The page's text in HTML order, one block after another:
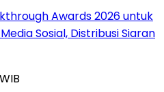
Awards 2026 untuk
Sosial, Distribusi Siaran